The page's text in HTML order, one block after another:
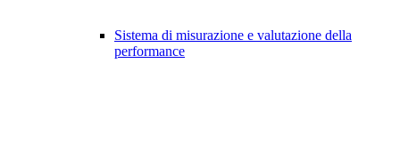
Sistema di misurazione e valutazione della
performance